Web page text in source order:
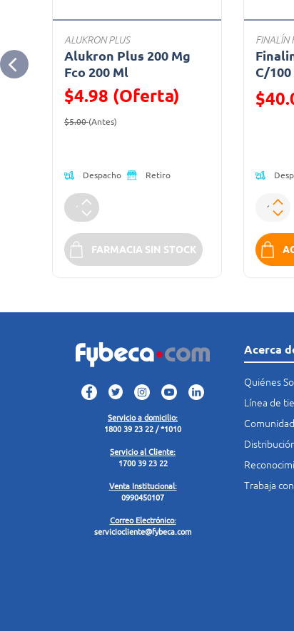
ALUKRON PLUS
Alukron Plus 200 Mg
Fco 200 Ml
$4.98 (Oferta)
Precio reducido de
$5.00(Antes)
Despacho Retiro
FARMACIA SIN STOCK
FINALÍN
C/100
Precio
Servicio a domicilio:
1800 39 23 22 / *1010
Servicio al Cliente:
1700 39 23 22
Venta Institucional:
0990450107
Correo Electrónico:
serviciocliente@fybeca.com
Acerca
Quiénes
Línea de
Comunidad
Trabaja